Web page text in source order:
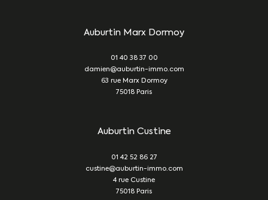
Auburtin Marx Dormoy
01 40 38 37 00
damien@auburtin-immo.com
63 rue Marx Dormoy
75018
Paris
Auburtin Custine
01 42 52 86 27
custine@auburtin-immo.com
4 rue Custine
75018
Paris